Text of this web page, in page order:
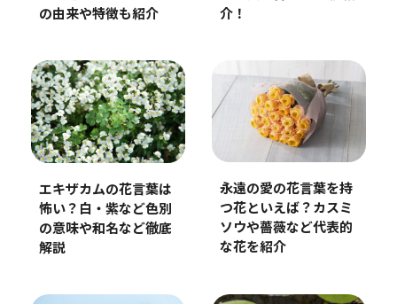
の由来や特徴も紹介
介！
エキザカムの花言葉は
怖い？白・紫など色別
の意味や和名など徹底
解説
永遠の愛の花言葉を持
つ花といえば？カスミ
ソウや薔薇など代表的
な花を紹介